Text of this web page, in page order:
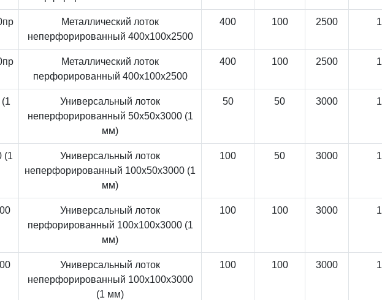
Металлический лоток
неперфорированный 400x100x2500
400 100 2500 1
Металлический лоток
перфорированный 400x100x2500
400 100 2500 1
Универсальный лоток
неперфорированный 50x50x3000 (1
мм)
50 50 3000 1
(1
Универсальный лоток
неперфорированный 100x50x3000 (1
мм)
100 50 3000 1
Универсальный лоток
перфорированный 100x100x3000 (1
мм)
100 100 3000 1
Универсальный лоток
неперфорированный 100x100x3000
(1 мм)
100 100 3000 1